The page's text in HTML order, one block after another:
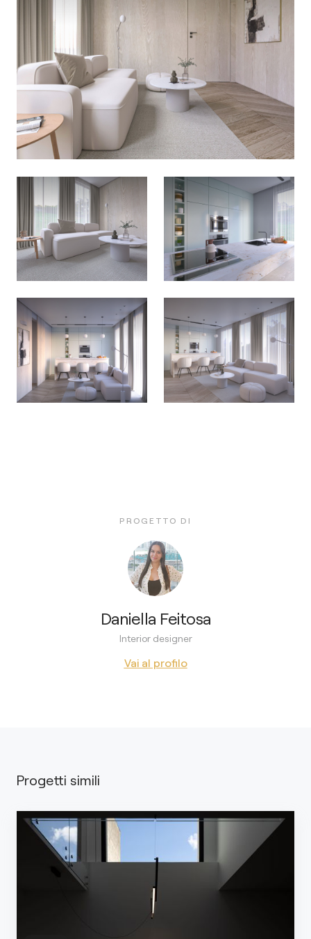
PROGETTO DI
Daniella Feitosa
Interior designer
Vai al profilo
Progetti simili